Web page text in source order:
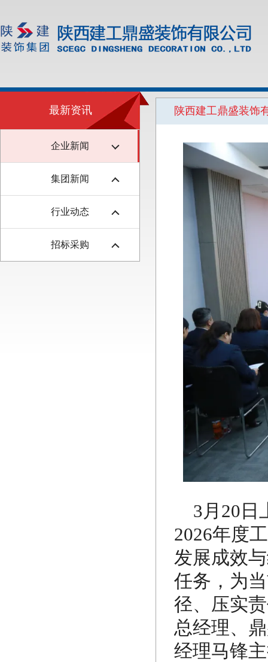
最新资讯
企业新闻
集团新闻
行业动态
招标采购
陕西建工鼎盛装饰
3月20日
2026年度
发展成效
任务，为
径、压实
总经理、
经理马锋